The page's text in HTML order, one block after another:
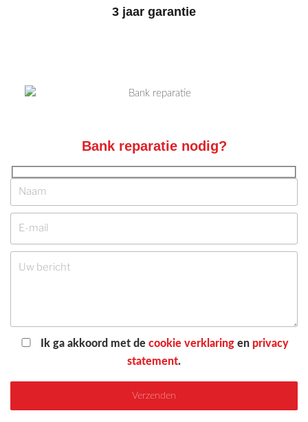
3 jaar garantie
Bank reparatie nodig?
Ik ga akkoord met decookie verklaring en privacy
statement.